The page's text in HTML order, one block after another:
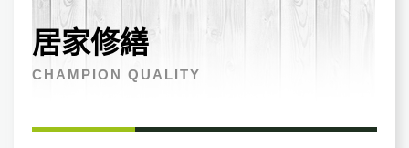
居家修繕
CHAMPION QUALITY